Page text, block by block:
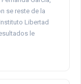
se reste de la
Libertad
le